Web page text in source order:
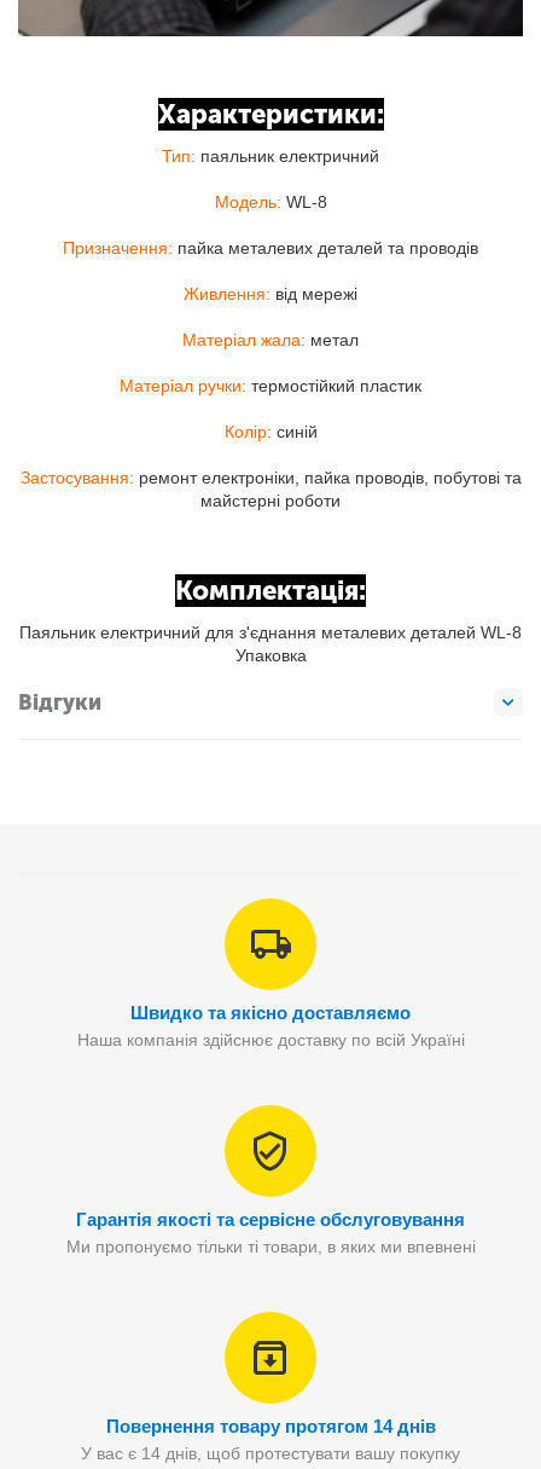
Характеристики:
Тип: паяльник електричний
Модель: WL-8
Призначення: пайка металевих деталей та проводів
Живлення: від мережі
Матеріал жала: метал
Матеріал ручки: термостійкий пластик
Колір: синій
Застосування: ремонт електроніки, пайка проводів, побутові та
майстерні роботи
Комплектація:
Паяльник електричний для з'єднання металевих деталей WL-8
Упаковка
Відгуки
Швидко та якісно доставляємо
Наша компанія здійснює доставку по всій Україні
Гарантія якості та сервісне обслуговування
Ми пропонуємо тільки ті товари, в яких ми впевнені
Повернення товару протягом 14 днів
У вас є 14 днів, щоб протестувати вашу покупку